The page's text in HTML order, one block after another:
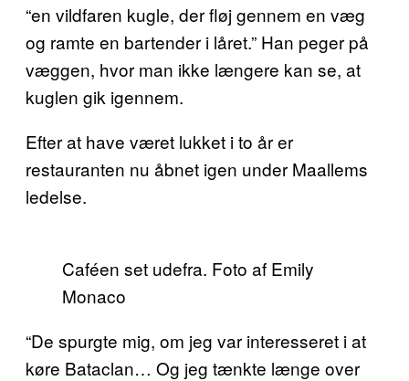
“en vildfaren kugle, der fløj gennem en væg
og ramte en bartender i låret.” Han peger på
væggen, hvor man ikke længere kan se, at
kuglen gik igennem.
Efter at have været lukket i to år er
restauranten nu åbnet igen under Maallems
ledelse.
Caféen set udefra. Foto af Emily
Monaco
“De spurgte mig, om jeg var interesseret i at
køre Bataclan… Og jeg tænkte længe over